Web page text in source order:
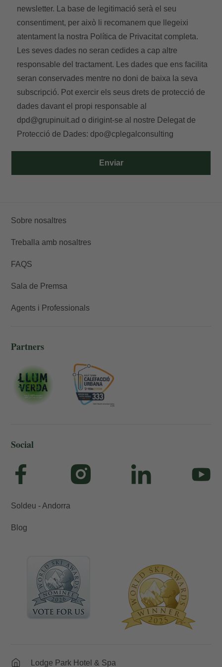
Enviar
newsletter. La base de legitimació serà el seu
consentiment, per això li recomanem que llegeixi
atentament la nostra Política de Privacitat completa.
Les seves dades no seran cedides a cap altre
responsable del tractament. Les dades que ens facilita
seran conservades mentre no doni de baixa la seva
subscripció. Pot exercir els seus drets de protecció de
dades davant el propi responsable al
dpd@grupinuit.ad o dirigint-se al nostre Delegat de
Protecció de Dades:dpo@cplegalconsulting
Sobre nosaltres
Treballa amb nosaltres
FAQS
Sala de Premsa
Agents i Professionals
Partners
Social
Soldeu - Andorra
Blog
Lodge Park Hotel & Spa